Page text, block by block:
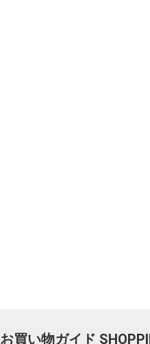
お買い物ガイド